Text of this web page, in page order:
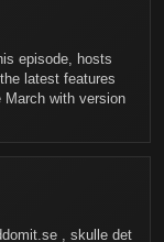
episode, hosts
latest features
March with version
, skulle det